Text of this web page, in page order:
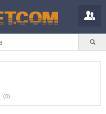
(0)